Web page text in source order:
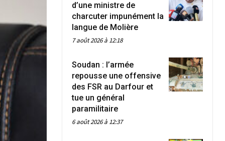
d’une ministre de
charcuter impunément la
langue de Molière
7 août 2026 à 12:18
Soudan : l’armée
repousse une offensive
des FSR au Darfour et
tue un général
paramilitaire
6 août 2026 à 12:37